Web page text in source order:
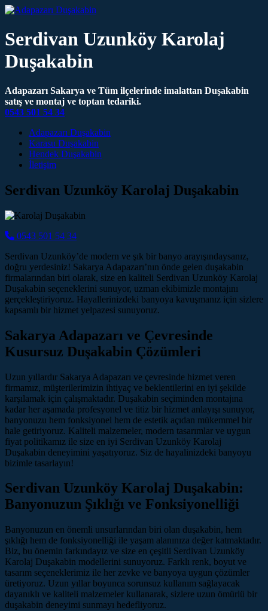
Serdivan Uzunköy Karolaj
Duşakabin
Adapazarı Sakarya ve Tüm ilçelerinde imalattan Duşakabin
satış ve montaj ve toptan tedariki.
0543 501 54 34
Main Navigation
Adapazarı Duşakabin
Karasu Duşakabin
Hendek Duşakabin
İletişim
Serdivan Uzunköy Karolaj Duşakabin
0543 501 54 34
Serdivan Uzunköy’de modern ve şık bir banyo arayışındaysanız,
doğru yerdesiniz! Sakarya Adapazarı’nın önde gelen duşakabin
firmalarından biri olarak, size en kaliteli Serdivan Uzunköy Karolaj
Duşakabin seçeneklerini sunuyor, uzman ekibimizle montajını
gerçekleştiriyoruz. Hayallerinizdeki banyoya kavuşmanız için sizlere
kapsamlı bir hizmet yelpazesi sunuyoruz.
Sakarya Adapazarı ve Çevresinde
Kusursuz Duşakabin Çözümleri
Uzun yıllardır Sakarya Adapazarı ve çevresinde hizmet veren
firmamız, müşterilerimizin ihtiyaç ve beklentilerini en iyi şekilde
karşılamak için çalışmaktadır. Duşakabin seçiminden montajına
kadar her aşamada profesyonel ve titiz bir hizmet anlayışı sunuyor,
banyonuzu hem fonksiyonel hem de estetik açıdan mükemmel bir
hale getiriyoruz. Kaliteli malzemeler, modern tasarımlar ve uygun
fiyat politikamız ile size en iyi Serdivan Uzunköy Karolaj
Duşakabin deneyimini yaşatıyoruz. Siz de hayalinizdeki banyoyu
bizimle tasarlayın!
Serdivan Uzunköy Karolaj Duşakabin:
Banyonuzun Şıklığı ve Fonksiyonelliği
Banyonuzun en önemli unsurlarından biri olan duşakabin, hem
şıklığı hem de fonksiyonelliği ile yaşam alanınıza değer katmaktadır.
Biz, bu önemin farkındayız ve size en çeşitli Serdivan Uzunköy
Karolaj Duşakabin modellerini sunuyoruz. Farklı renk, boyut ve
tasarım seçeneklerimiz ile her zevke ve banyoya uygun çözümler
üretiyoruz. Uzun yıllar boyunca sorunsuz kullanım sağlayacak
dayanıklı ve kaliteli malzemeler kullanarak, sizlere uzun ömürlü bir
duşakabin deneyimi sunmayı hedefliyoruz.